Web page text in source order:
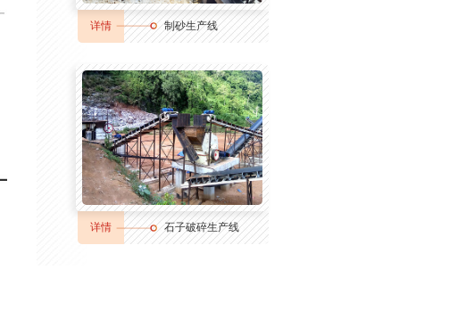
详情 制砂生产线
详情 石子破碎生产线